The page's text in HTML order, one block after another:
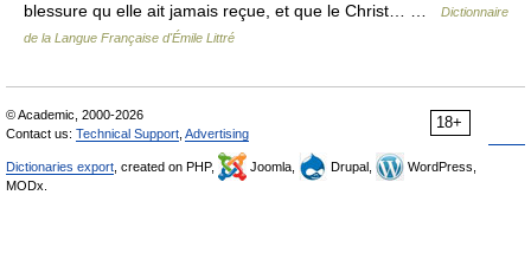
blessure qu elle ait jamais reçue, et que le Christ… …
Dictionnaire
de la Langue Française d'Émile Littré
18+
© Academic, 2000-2026
Contact us: Technical Support Advertising
Dictionaries export , created on PHP, Joomla, Drupal,
WordPress,
MODx.